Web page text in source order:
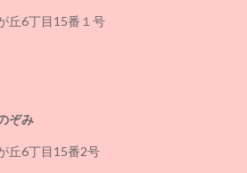
丘6丁目15番１号
ぞみ
丘6丁目15番2号